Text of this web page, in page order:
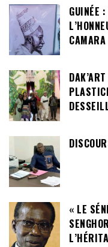
GUINÉE
CAMARA
« LE